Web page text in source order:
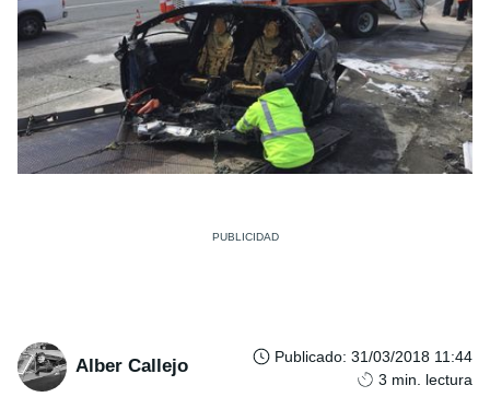
Alber Callejo Publicado: 31/03/2018 11:44
3 min. lectura